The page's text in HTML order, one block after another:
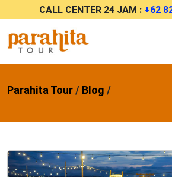
CALL CENTER 24 JAM : +62
Parahita Tour/ Blog /